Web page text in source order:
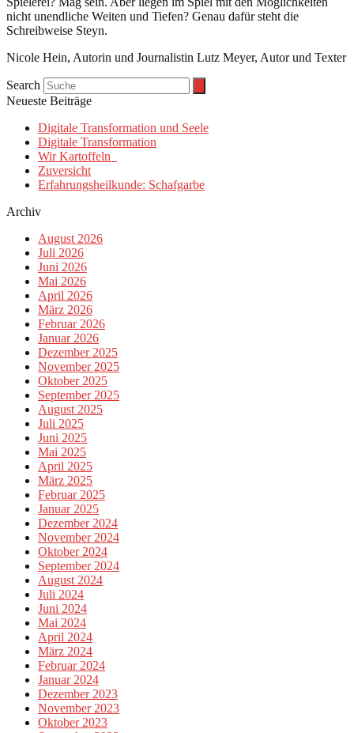
nicht unendliche Weiten und Tiefen? Genau dafür steht die
Schreibweise Steyn.
Nicole Hein, Autorin und Journalistin Lutz Meyer, Autor und Texter
Search
Neueste Beiträge
Digitale Transformation und Seele
Digitale Transformation
Wir Kartoffeln
Zuversicht
Erfahrungsheilkunde: Schafgarbe
Archiv
August 2026
Juli 2026
Juni 2026
Mai 2026
April 2026
März 2026
Februar 2026
Januar 2026
Dezember 2025
November 2025
Oktober 2025
September 2025
August 2025
Juli 2025
Juni 2025
Mai 2025
April 2025
März 2025
Februar 2025
Januar 2025
Dezember 2024
November 2024
Oktober 2024
September 2024
August 2024
Juli 2024
Juni 2024
Mai 2024
April 2024
März 2024
Februar 2024
Januar 2024
Dezember 2023
November 2023
Oktober 2023